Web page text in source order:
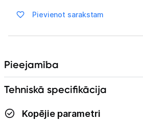
Drukas iekārtas
Biroja piederumi
Telefoni, planšetdatori
Pievienot sarakstam
Pieejamība
Tehniskā specifikācija
Kopējie parametri